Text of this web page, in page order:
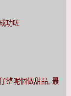
功咗
整呢個做甜品, 最